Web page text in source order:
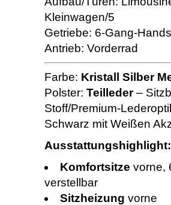
Kleinwagen/5
Getriebe: 6-Gang-
Antrieb: Vorderrad
Farbe: Kristall Silber
Polster: Teilleder–
Stoff/Premium-
Schwarz mit Weißen
Ausstattungshighlight:
Komfortsitzevorne,
verstellbar
Sitzheizungvorne